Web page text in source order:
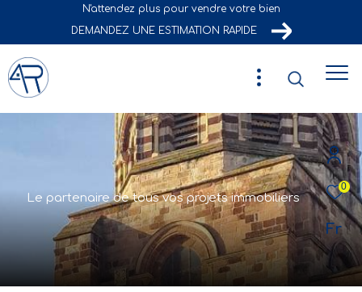
N'attendez plus pour vendre votre bien
DEMANDEZ UNE ESTIMATION RAPIDE
0
Fr
Le partenaire de tous vos projets immobiliers